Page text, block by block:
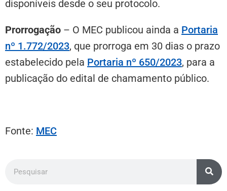
disponíveis desde o seu protocolo.
Prorrogação – O MEC publicou ainda a Portaria
nº 1.772/2023, que prorroga em 30 dias o prazo
estabelecido pela Portaria nº 650/2023, para a
publicação do edital de chamamento público.
Fonte: MEC